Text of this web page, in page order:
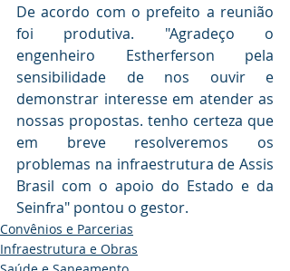
De acordo com o prefeito a reunião
foi produtiva. "Agradeço o
engenheiro Estherferson pela
sensibilidade de nos ouvir e
demonstrar interesse em atender as
nossas propostas. tenho certeza que
em breve resolveremos os
problemas na infraestrutura de Assis
Brasil com o apoio do Estado e da
Seinfra" pontou o gestor.
Convênios e Parcerias
Infraestrutura e Obras